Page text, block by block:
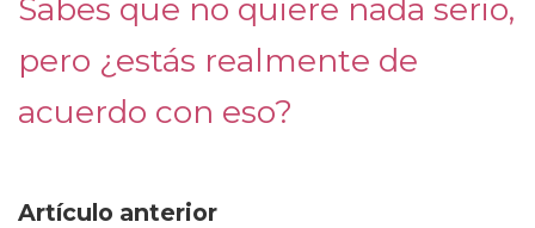
Sabes que no quiere nada serio,
pero ¿estás realmente de
acuerdo con eso?
Artículo anterior